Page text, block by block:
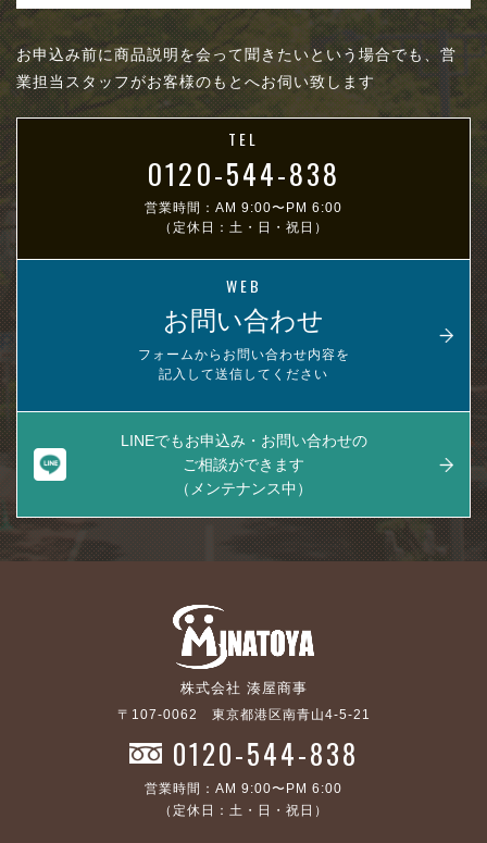
お申込み前に商品説明を会って聞きたいという場合でも、営
業担当スタッフがお客様のもとへお伺い致します
TEL
0120-544-838
営業時間：AM 9:00〜PM 6:00
（定休日：土・日・祝日）
WEB
お問い合わせ
フォームからお問い合わせ内容を
記入して送信してください
LINEでもお申込み・お問い合わせの
ご相談ができます
（メンテナンス中）
株式会社 湊屋商事
〒107-0062 東京都港区南青山4-5-21
0120-544-838
営業時間：AM 9:00〜PM 6:00
（定休日：土・日・祝日）